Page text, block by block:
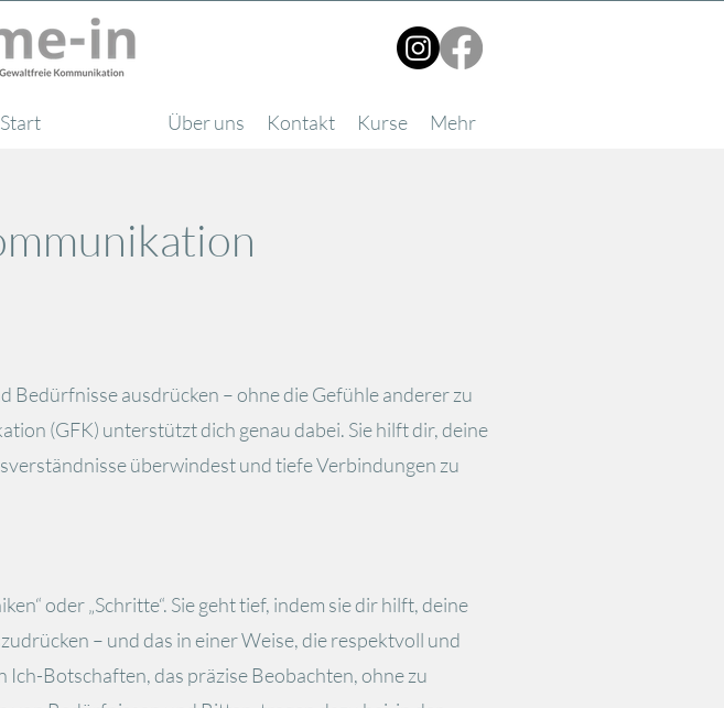
Start Über uns Kontakt Kurse Mehr
Bedürfnisse ausdrücken – ohne die Gefühle anderer zu
(GFK) unterstützt dich genau dabei. Sie hilft dir, deine
überwindest und tiefe Verbindungen zu
oder „Schritte“. Sie geht tief, indem sie dir hilft, deine
– und das in einer Weise, die respektvoll und
Botschaften, das präzise Beobachten, ohne zu